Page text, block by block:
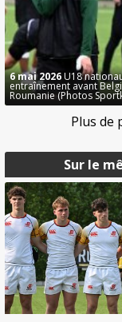
Sur le
6 mai 2026U18
entraînement avant
Roumanie (Photos
Plus de